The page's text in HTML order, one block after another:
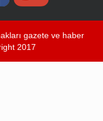
gazete ve haber
2017